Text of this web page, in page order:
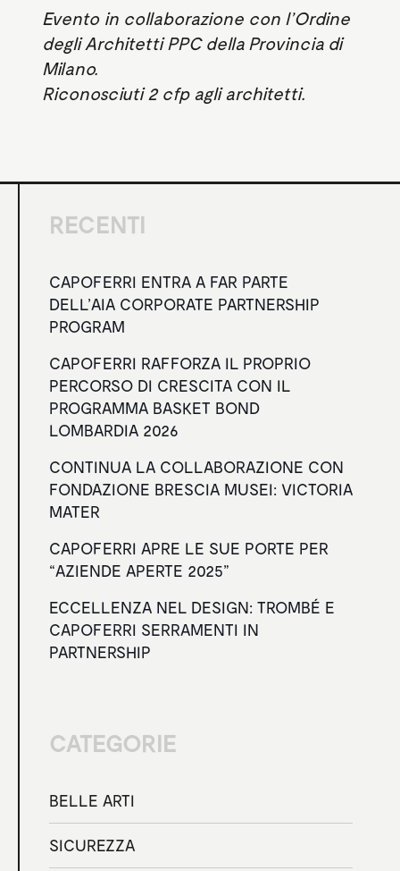
Evento in collaborazione con l’Ordine
degli Architetti PPC della Provincia di
Milano.
Riconosciuti 2 cfp agli architetti.
RECENTI
CAPOFERRI ENTRA A FAR PARTE
DELL’AIA CORPORATE PARTNERSHIP
PROGRAM
CAPOFERRI RAFFORZA IL PROPRIO
PERCORSO DI CRESCITA CON IL
PROGRAMMA BASKET BOND
LOMBARDIA 2026
CONTINUA LA COLLABORAZIONE CON
FONDAZIONE BRESCIA MUSEI: VICTORIA
MATER
CAPOFERRI APRE LE SUE PORTE PER
“AZIENDE APERTE 2025”
ECCELLENZA NEL DESIGN: TROMBÉ E
CAPOFERRI SERRAMENTI IN
PARTNERSHIP
CATEGORIE
BELLE ARTI
SICUREZZA